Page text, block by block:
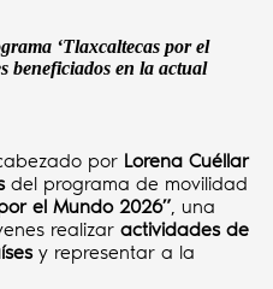
‘Tlaxcaltecas por el
beneficiados en la actual
por Lorena Cuéllar
del programa de movilidad
el Mundo 2026”, una
realizar actividades de
y representar a la